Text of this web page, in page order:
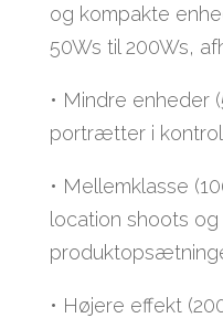
og kompakte
50Ws til 200Ws,
• Mindre enheder
portrætter i
• Mellemklasse
location shoots og
• Højere effekt